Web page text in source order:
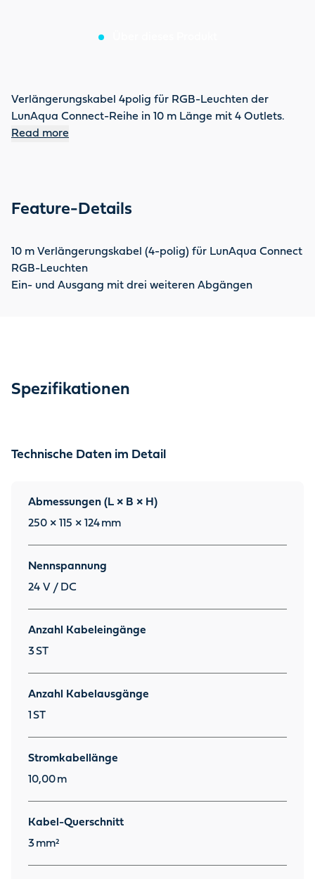
Verlängerungskabel 4polig für RGB-Leuchten der
LunAqua Connect-Reihe in 10 m Länge mit 4 Outlets.
Read more
Feature-Details
10 m Verlängerungskabel (4-polig) für LunAqua Connect
RGB-Leuchten
Ein- und Ausgang mit drei weiteren Abgängen
Spezifikationen
Technische Daten im Detail
Abmessungen (L × B × H)
250 × 115 × 124 mm
Nennspannung
24 V / DC
Anzahl Kabeleingänge
3ST
Anzahl Kabelausgänge
1 ST
Stromkabellänge
10,00 m
Kabel-Querschnitt
3 mm²